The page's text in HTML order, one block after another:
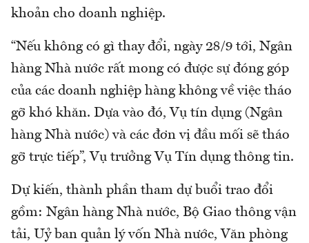
khoản cho doanh nghiệp.
“Nếu không có gì thay đổi, ngày 28/9 tới, Ngân
hàng Nhà nước rất mong có được sự đóng góp
của các doanh nghiệp hàng không về việc tháo
gỡ khó khăn. Dựa vào đó, Vụ tín dụng (Ngân
hàng Nhà nước) và các đơn vị đầu mối sẽ tháo
gỡ trực tiếp”, Vụ trưởng Vụ Tín dụng thông tin.
Dự kiến, thành phần tham dự buổi trao đổi
gồm: Ngân hàng Nhà nước, Bộ Giao thông vận
tải, Uỷ ban quản lý vốn Nhà nước, Văn phòng